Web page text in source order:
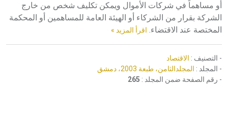
أو مساهماً في شركات الأموال ويمكن تكليف شخص من خارج
الشركة بقرار من الشركاء أو الهيئة العامة للمساهمين أو المحكمة
المختصة عند الاقتضاء. اقرأ المزيد »
- التصنيف : الاقتصاد
- المجلد : المجلدالثامن، طبعة 2003، دمشق
- رقم الصفحة ضمن المجلد : 265